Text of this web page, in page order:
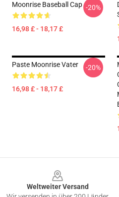
Moonrise Baseball Cap
16,98 £ - 18,17 £
-20%
Paste Moonrise Vater
16,98 £ - 18,17 £
-20%
Weltweiter Versand